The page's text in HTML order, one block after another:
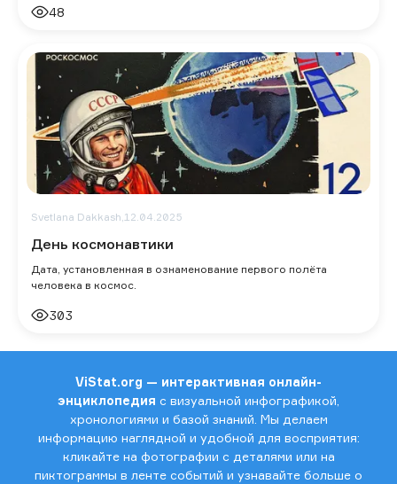
48
Svetlana Dakkash,12.04.2025
День космонавтики
Дата, установленная в ознаменование первого полёта
человека в космос.
303
ViStat.org — интерактивная онлайн-
энциклопедия с визуальной инфографикой,
хронологиями и базой знаний. Мы делаем
информацию наглядной и удобной для восприятия:
кликайте на фотографии с деталями или на
пиктограммы в ленте событий и узнавайте больше о